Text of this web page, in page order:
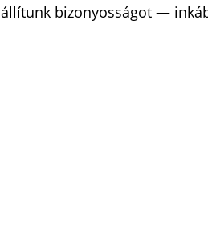
állítunk bizonyosságot —